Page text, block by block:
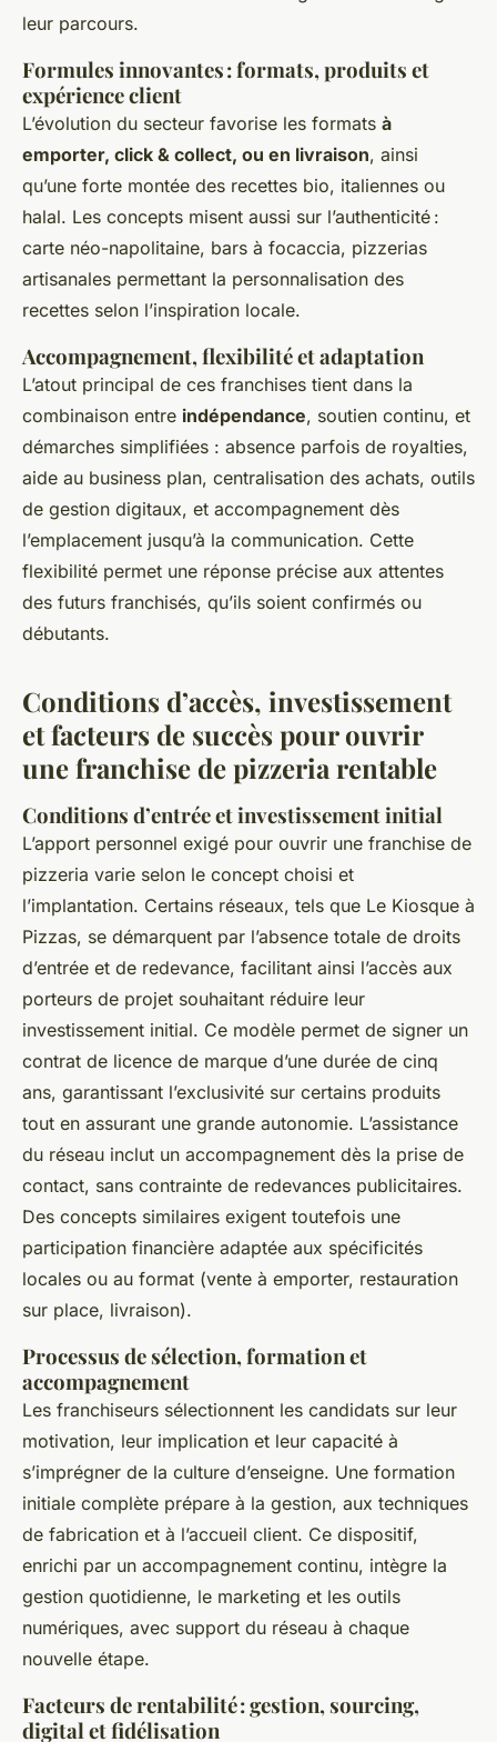
leur parcours.
Formules innovantes : formats, produits et
expérience client
L’évolution du secteur favorise les formats à
emporter, click & collect, ou en livraison, ainsi
qu’une forte montée des recettes bio, italiennes ou
halal. Les concepts misent aussi sur l’authenticité :
carte néo-napolitaine, bars à focaccia, pizzerias
artisanales permettant la personnalisation des
recettes selon l’inspiration locale.
Accompagnement, flexibilité et adaptation
L’atout principal de ces franchises tient dans la
combinaison entre indépendance, soutien continu, et
démarches simplifiées : absence parfois de royalties,
aide au business plan, centralisation des achats, outils
de gestion digitaux, et accompagnement dès
l’emplacement jusqu’à la communication. Cette
flexibilité permet une réponse précise aux attentes
des futurs franchisés, qu’ils soient confirmés ou
débutants.
Conditions d’accès, investissement
et facteurs de succès pour ouvrir
une franchise de pizzeria rentable
Conditions d’entrée et investissement initial
L’apport personnel exigé pour ouvrir une franchise de
pizzeria varie selon le concept choisi et
l’implantation. Certains réseaux, tels que Le Kiosque à
Pizzas, se démarquent par l’absence totale de droits
d’entrée et de redevance, facilitant ainsi l’accès aux
porteurs de projet souhaitant réduire leur
investissement initial. Ce modèle permet de signer un
contrat de licence de marque d’une durée de cinq
ans, garantissant l’exclusivité sur certains produits
tout en assurant une grande autonomie. L’assistance
du réseau inclut un accompagnement dès la prise de
contact, sans contrainte de redevances publicitaires.
Des concepts similaires exigent toutefois une
participation financière adaptée aux spécificités
locales ou au format (vente à emporter, restauration
sur place, livraison).
Processus de sélection, formation et
accompagnement
Les franchiseurs sélectionnent les candidats sur leur
motivation, leur implication et leur capacité à
s’imprégner de la culture d’enseigne. Une formation
initiale complète prépare à la gestion, aux techniques
de fabrication et à l’accueil client. Ce dispositif,
enrichi par un accompagnement continu, intègre la
gestion quotidienne, le marketing et les outils
numériques, avec support du réseau à chaque
nouvelle étape.
Facteurs de rentabilité : gestion, sourcing,
digital et fidélisation